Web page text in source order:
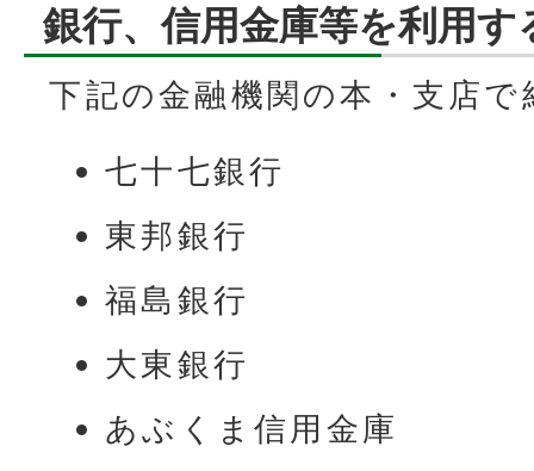
銀行、信用金庫等を利用す
下記の金融機関の本・支店
七十七銀行
東邦銀行
福島銀行
大東銀行
あぶくま信用金庫